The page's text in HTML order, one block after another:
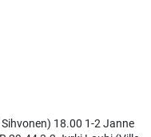
18.00 1-2 Janne